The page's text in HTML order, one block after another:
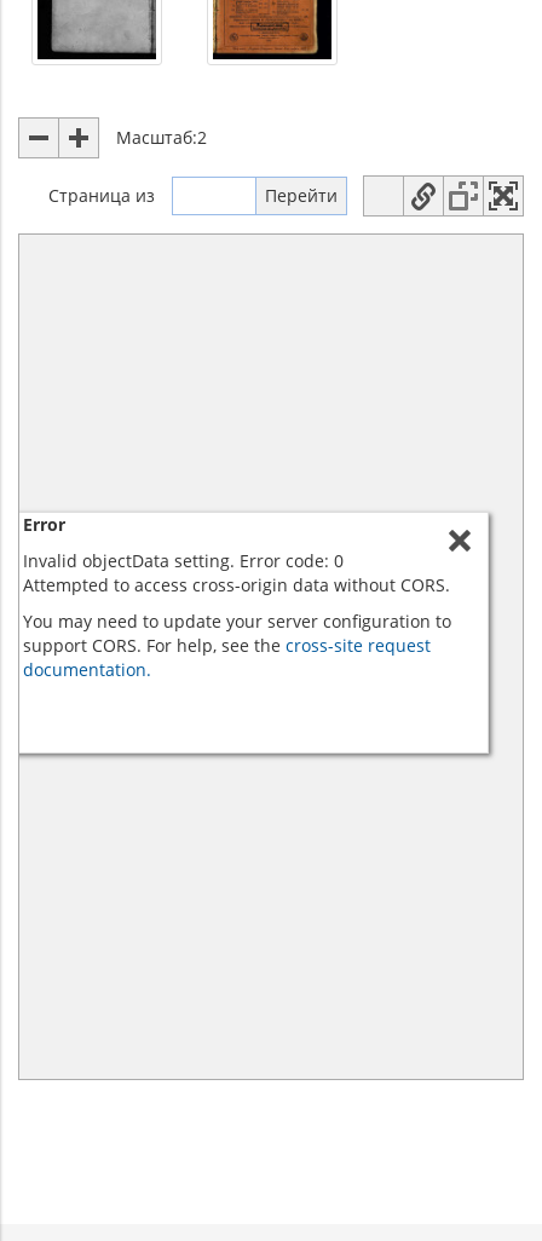
Масштаб:2
Страница из
Error
Invalid objectData setting. Error code: 0
Attempted to access cross-origin data without CORS.
You may need to update your server configuration to
support CORS. For help, see the cross-site request
documentation.